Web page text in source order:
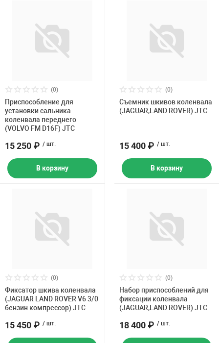
(0)
Приспособление для
установки сальника
коленвала переднего
(VOLVO FM D16F) JTC
15 250 ₽ / шт.
В корзину
(0)
Съемник шкивов коленвала
(JAGUAR,LAND ROVER) JTC
15 400 ₽ / шт.
В корзину
(0)
Фиксатор шкива коленвала
(JAGUAR LAND ROVER V6 3/0
бензин компрессор) JTC
15 450 ₽ / шт.
(0)
Набор приспособлений для
фиксации коленвала
(JAGUAR,LAND ROVER) JTC
18 400 ₽ / шт.